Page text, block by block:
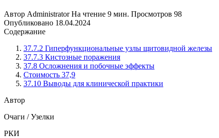
Автор Administrator На чтение 9 мин. Просмотров 98
Опубликовано 18.04.2024
Содержание
37.7.2 Гиперфункциональные узлы щитовидной железы
37.7.3 Кистозные поражения
37.8 Осложнения и побочные эффекты
Стоимость 37,9
37.10 Выводы для клинической практики
Автор
Очаги / Узелки
РКИ